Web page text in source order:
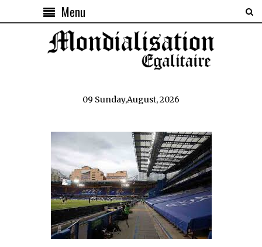
Menu
09 Sunday,August, 2026